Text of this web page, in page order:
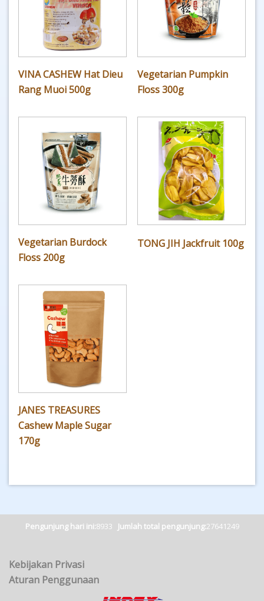
VINA CASHEW Hat Dieu
Rang Muoi 500g
Vegetarian Pumpkin
Floss 300g
Vegetarian Burdock
Floss 200g
TONG JIH Jackfruit 100g
JANES TREASURES
Cashew Maple Sugar
170g
Pengunjung hari ini:8933 Jumlah total pengunjung:27641249
Kebijakan Privasi
Aturan Penggunaan